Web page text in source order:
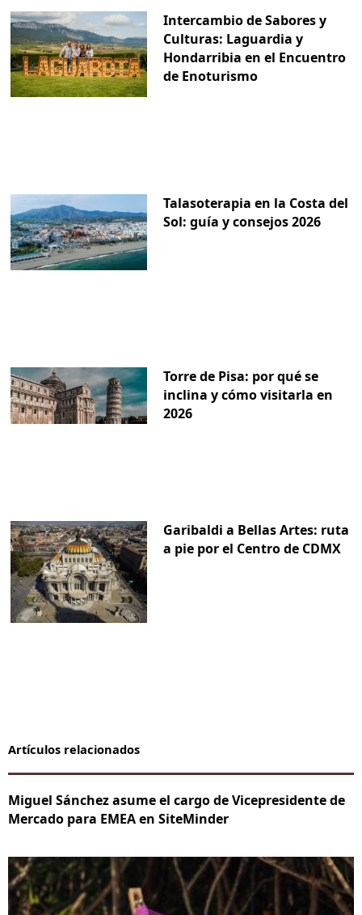
Intercambio de Sabores y
Culturas: Laguardia y
Hondarribia en el Encuentro
de Enoturismo
Talasoterapia en la Costa del
Sol: guía y consejos 2026
Torre de Pisa: por qué se
inclina y cómo visitarla en
2026
Garibaldi a Bellas Artes: ruta
a pie por el Centro de CDMX
Artículos relacionados
Miguel Sánchez asume el cargo de Vicepresidente de
Mercado para EMEA en SiteMinder